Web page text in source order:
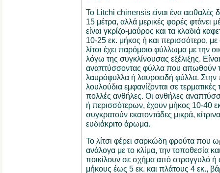
Το Litchi chinensis είναι ένα αειθαλές
15 μέτρα, αλλά μερικές φορές φτάνει
είναι γκρίζο-μαύρος και τα κλαδιά
10-25 εκ. μήκος ή και περισσότερο,
λίτσι έχει παρόμοιο φύλλωμα με την
λόγω της συγκλίνουσας εξέλιξης.
αναπτύσσοντας φύλλα που απωθούν
λαυρόφυλλα ή λαυροειδή φύλλα. Στην
λουλούδια εμφανίζονται σε τερματικές
πολλές ανθήλες. Οι ανθήλες
ή περισσότερων, έχουν μήκος 10-40
συγκρατούν εκατοντάδες μικρά,
ευδιάκριτο άρωμα.
Το λίτσι φέρει σαρκώδη φρούτα που
ανάλογα με το κλίμα, την τοποθεσία
ποικίλουν σε σχήμα από στρογγυλό ή
μήκους έως 5 εκ. και πλάτους 4 εκ.,